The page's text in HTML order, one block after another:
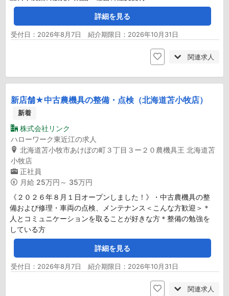
詳細を見る
受付日：2026年8月7日 紹介期限日：2026年10月31日
関連求人
新店舗★中古農機具の整備・点検（北海道苫小牧店）
新着
株式会社リンク
ハローワーク東近江の求人
北海道苫小牧市あけぼの町３丁目３ー２０農機具王 北海道苫
小牧店
正社員
月給 25万円～ 35万円
《２０２６年８月１日オープンしました！》・中古農機具の整
備および修理・車両の点検、メンテナンス＜こんな方歓迎＞＊
人とコミュニケーションを取ることが好きな方＊整備の勉強を
している方
詳細を見る
受付日：2026年8月7日 紹介期限日：2026年10月31日
関連求人